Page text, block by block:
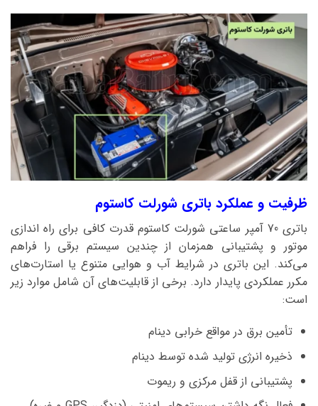
ظرفیت و عملکرد باتری شورلت کاستوم
باتری 70 آمپر ساعتی شورلت کاستوم قدرت کافی برای راه اندازی
موتور و پشتیبانی همزمان از چندین سیستم برقی را فراهم
می‌کند. این باتری در شرایط آب و هوایی متنوع یا استارت‌های
مکرر عملکردی پایدار دارد. برخی از قابلیت‌های آن شامل موارد زیر
است:
تأمین برق در مواقع خرابی دینام
ذخیره انرژی تولید شده توسط دینام
پشتیبانی از قفل مرکزی و ریموت